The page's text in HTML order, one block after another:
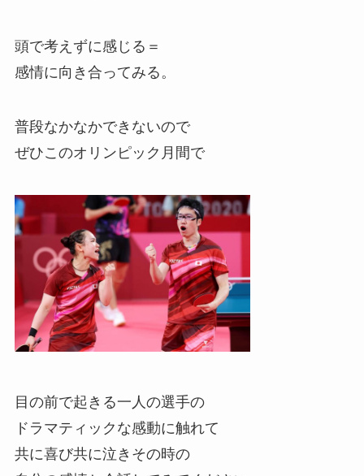
頭で考えずに感じる＝
感情に向き合ってみる。
普段なかなかできないので
ぜひこのオリンピック月間で
目の前で起きる一人の選手の
ドラマティックな感動に触れて
共に喜び共に泣きその時の